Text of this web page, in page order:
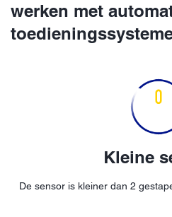
werken met
Kleine
De sensor is kleiner dan 2